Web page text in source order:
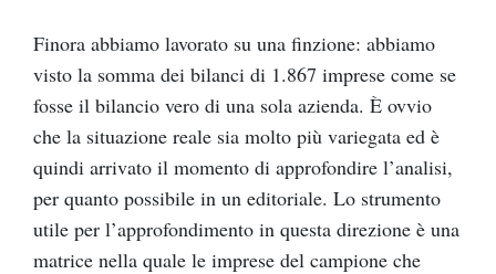
Finora abbiamo lavorato su una finzione: abbiamo
visto la somma dei bilanci di 1.867 imprese come se
fosse il bilancio vero di una sola azienda. È ovvio
che la situazione reale sia molto più variegata ed è
quindi arrivato il momento di approfondire l’analisi,
per quanto possibile in un editoriale. Lo strumento
utile per l’approfondimento in questa direzione è una
matrice nella quale le imprese del campione che